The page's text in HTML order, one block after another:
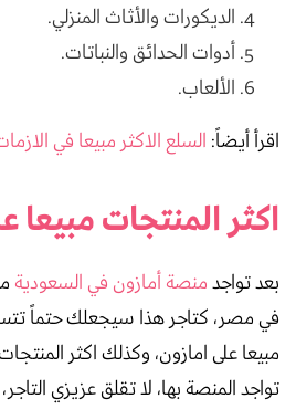
الديكورات والأثاث المنزلي.
أدوات الحدائق والنباتات.
الألعاب.
اقرأ أيضاً: السلع الاكثر مبيعا في
اكثر المنتجات مبيعا
بعد تواجدمنصة أمازون في السعودية
في مصر، كتاجر هذا سيجعلك حتماً
مبيعا على امازون، وكذلك اكثر
تواجد المنصة بها، لا تقلق عزيزي